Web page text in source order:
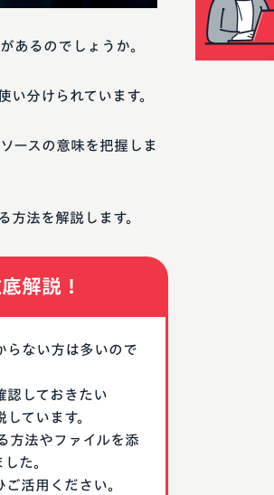
方法を解説します。
ースの意味を把握しま
い分けられています。
あるのでしょうか。
解説！
ない方は多いので
認しておきたい
ています。
方法やファイルを添
た。
活用ください。